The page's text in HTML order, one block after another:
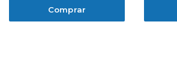
Comprar